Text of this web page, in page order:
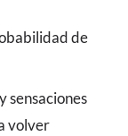
de
sensaciones
volver